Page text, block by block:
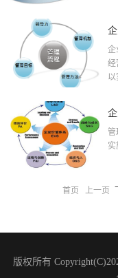
企
经
法
管
实
首页 上一页
版权所有